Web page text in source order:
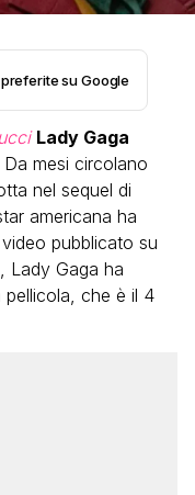
su Google
Lady Gaga
mesi circolano
nel sequel di
americana ha
pubblicato su
Lady Gaga ha
pellicola, che è il 4